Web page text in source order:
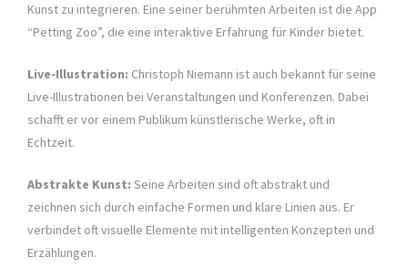
Kunst zu integrieren. Eine seiner berühmten Arbeiten ist die App
“Petting Zoo”, die eine interaktive Erfahrung für Kinder bietet.
Live-Illustration: Christoph Niemann ist auch bekannt für seine
Live-Illustrationen bei Veranstaltungen und Konferenzen. Dabei
schafft er vor einem Publikum künstlerische Werke, oft in
Echtzeit.
Abstrakte Kunst: Seine Arbeiten sind oft abstrakt und
zeichnen sich durch einfache Formen und klare Linien aus. Er
verbindet oft visuelle Elemente mit intelligenten Konzepten und
Erzählungen.